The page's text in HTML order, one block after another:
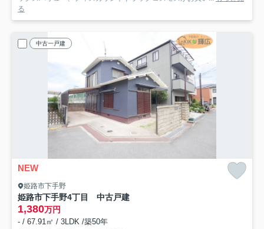
る
中古一戸建
NEW
姫路市下手野
姫路市下手野4丁目 中古戸建
1,380万円
- / 67.91㎡ / 3LDK /築50年